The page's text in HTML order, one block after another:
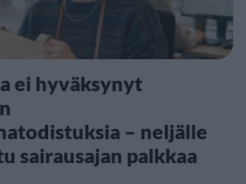
ei hyväksynyt
– neljälle
sairausajan palkkaa